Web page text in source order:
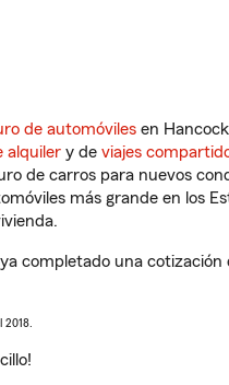
de automóviles en
alquiler y de viajes
de carros para nuevos
más grande en los
completado una cotización